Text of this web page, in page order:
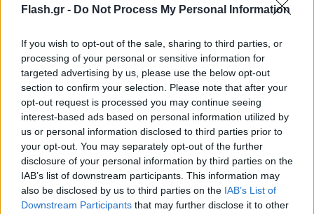
Flash.gr - Do Not Process My Personal Information
If you wish to opt-out of the sale, sharing to third parties, or
processing of your personal or sensitive information for
targeted advertising by us, please use the below opt-out
section to confirm your selection. Please note that after your
opt-out request is processed you may continue seeing
interest-based ads based on personal information utilized by
us or personal information disclosed to third parties prior to
your opt-out. You may separately opt-out of the further
disclosure of your personal information by third parties on the
IAB’s list of downstream participants. This information may
also be disclosed by us to third parties on the IAB’s List of
Downstream Participants that may further disclose it to other